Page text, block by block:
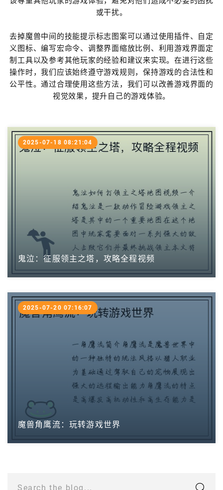
或干扰。
去掉魔兽中间的技能提示标志图案可以通过使用插件、自定
义图标、编写宏命令、调整界面缩放比例、利用游戏界面定
制工具以及参考其他玩家的经验和建议来实现。在进行这些
操作时，我们应该始终遵守游戏规则，保持游戏的合法性和
公平性。通过合理使用这些方法，我们可以改善游戏界面的
视觉效果，提升自己的游戏体验。
鬼泣：征服领主之塔，攻略全程视频
2025-07-18 08:21:04
魔兽角鹰流：玩转游戏世界
2025-07-20 07:16:07
Search the blog...